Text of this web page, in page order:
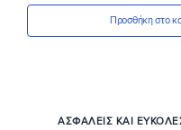
Προσθήκη στο
ΑΣΦΑΛΕΙΣ ΚΑΙ